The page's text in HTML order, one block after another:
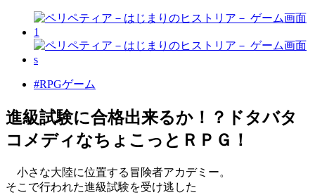
#RPGゲーム
進級試験に合格出来るか！？ドタバタ
コメディなちょこっとＲＰＧ！
小さな大陸に位置する冒険者アカデミー。
そこで行われた進級試験を受け逃した